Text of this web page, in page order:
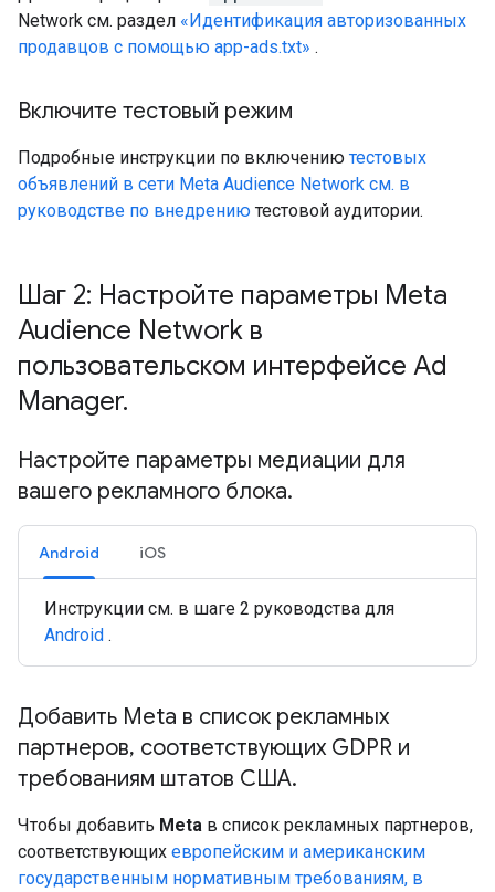
Network см. раздел «Идентификация авторизованных
продавцов с помощью app-ads.txt» .
Включите тестовый режим
Подробные инструкции по включению тестовых
объявлений в сети Meta Audience Network см. в
руководстве по внедрению тестовой аудитории.
Шаг 2: Настройте параметры Meta
Audience Network в
пользовательском интерфейсе Ad
Manager.
Настройте параметры медиации для
вашего рекламного блока.
Android iOS
Инструкции см. в шаге 2 руководства для
Android .
Добавить Meta в список рекламных
партнеров, соответствующих GDPR и
требованиям штатов США.
Чтобы добавить Meta в список рекламных партнеров,
соответствующих европейским и американским
государственным нормативным требованиям, в